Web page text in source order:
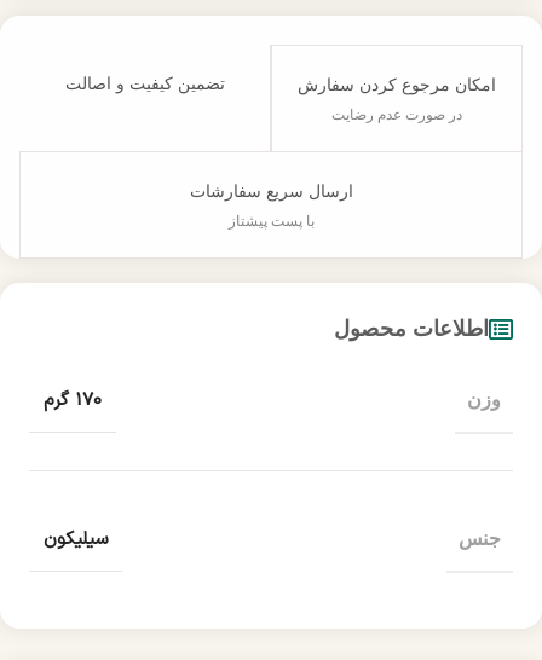
امکان مرجوع کردن سفارش
در صورت عدم رضایت
تضمین کیفیت و اصالت
ارسال سریع سفارشات
با پست پیشتاز
اطلاعات محصول
وزن 170 گرم
جنس سیلیکون